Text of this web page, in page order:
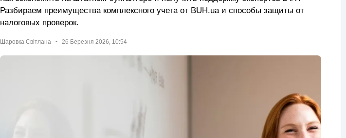
Разбираем преимущества комплексного учета от BUH.ua и способы защиты от
налоговых проверок.
Шаровка Світлана 26 Березня 2026, 10:54